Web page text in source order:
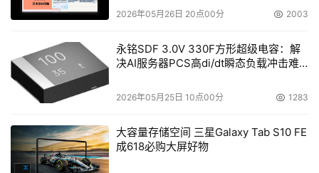
2026年05月26日 20点00分 2003
永铭SDF 3.0V 330F方形超级电容：解
决AI服务器PCS高di/dt瞬态负载冲击难
2026年05月25日 10点00分 1283
大容量存储空间 三星Galaxy Tab S10 FE
成618必购大屏好物